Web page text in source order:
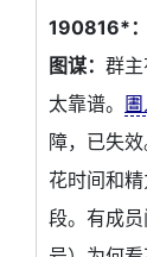
190816*：
图谋： 群
太靠谱。
障，已失
花时间和
段。有成